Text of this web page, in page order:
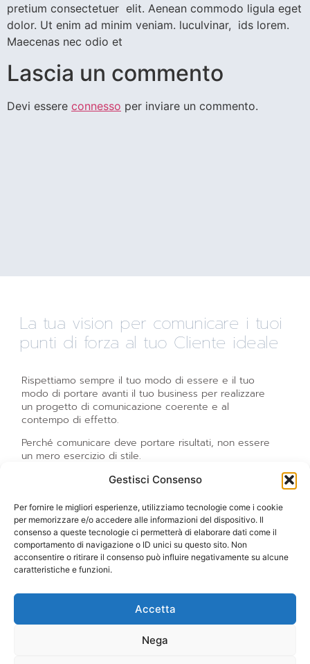
Gestisci Consenso
Per fornire le migliori esperienze, utilizziamo tecnologie come i cookie
per memorizzare e/o accedere alle informazioni del dispositivo. Il
consenso a queste tecnologie ci permetterà di elaborare dati come il
comportamento di navigazione o ID unici su questo sito. Non
acconsentire o ritirare il consenso può influire negativamente su alcune
caratteristiche e funzioni.
Accetta
Nega
pretium consectetuer elit. Aenean commodo ligula eget
dolor. Ut enim ad minim veniam. luculvinar, ids lorem.
Maecenas nec odio et
Lascia un commento
Devi essere connesso per inviare un commento.
La tua vision per comunicare i tuoi
punti di forza al tuo Cliente ideale
Rispettiamo sempre il tuo modo di essere e il tuo
modo di portare avanti il tuo business per realizzare
un progetto di comunicazione coerente e al
contempo di effetto.
Perché comunicare deve portare risultati, non essere
un mero esercizio di stile.
PRENOTA UNA CALL GRATUITA SENZA IMPEGNO